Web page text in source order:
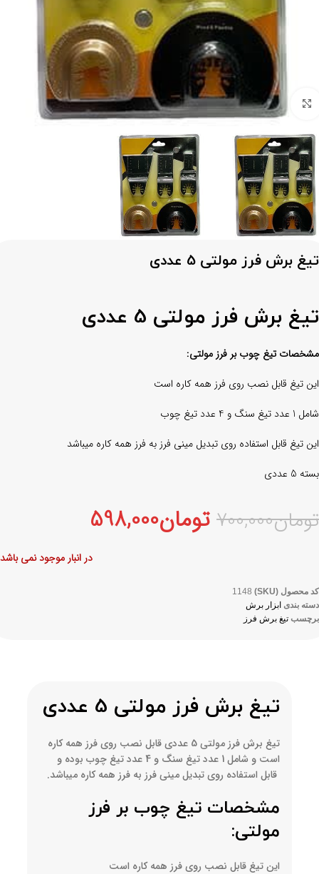
برای بزرگنمایی کلیک کنید
تیغ برش فرز مولتی 5 عددی
تیغ برش فرز مولتی 5 عددی
مشخصات تیغ چوب بر فرز مولتی:
این تیغ قابل نصب روی فرز همه کاره است
شامل 1 عدد تیغ سنگ و 4 عدد تیغ چوب
این تیغ قابل استفاده روی تبدیل مینی فرز به فرز همه کاره میباشد
بسته 5 عددی
تومان700,000 تومان598,000
در انبار موجود نمی باشد
کد محصول (SKU)
1148
دسته بندی ابزار برش
برچسب تیغ برش فرز
تیغ برش فرز مولتی 5 عددی
تیغ برش فرز مولتی 5 عددی قابل نصب روی فرز همه کاره
است و شامل 1 عدد تیغ سنگ و 4 عدد تیغ چوب بوده و
قابل استفاده روی تبدیل مینی فرز به فرز همه کاره میباشد.
مشخصات تیغ چوب بر فرز
مولتی:
این تیغ قابل نصب روی فرز همه کاره است